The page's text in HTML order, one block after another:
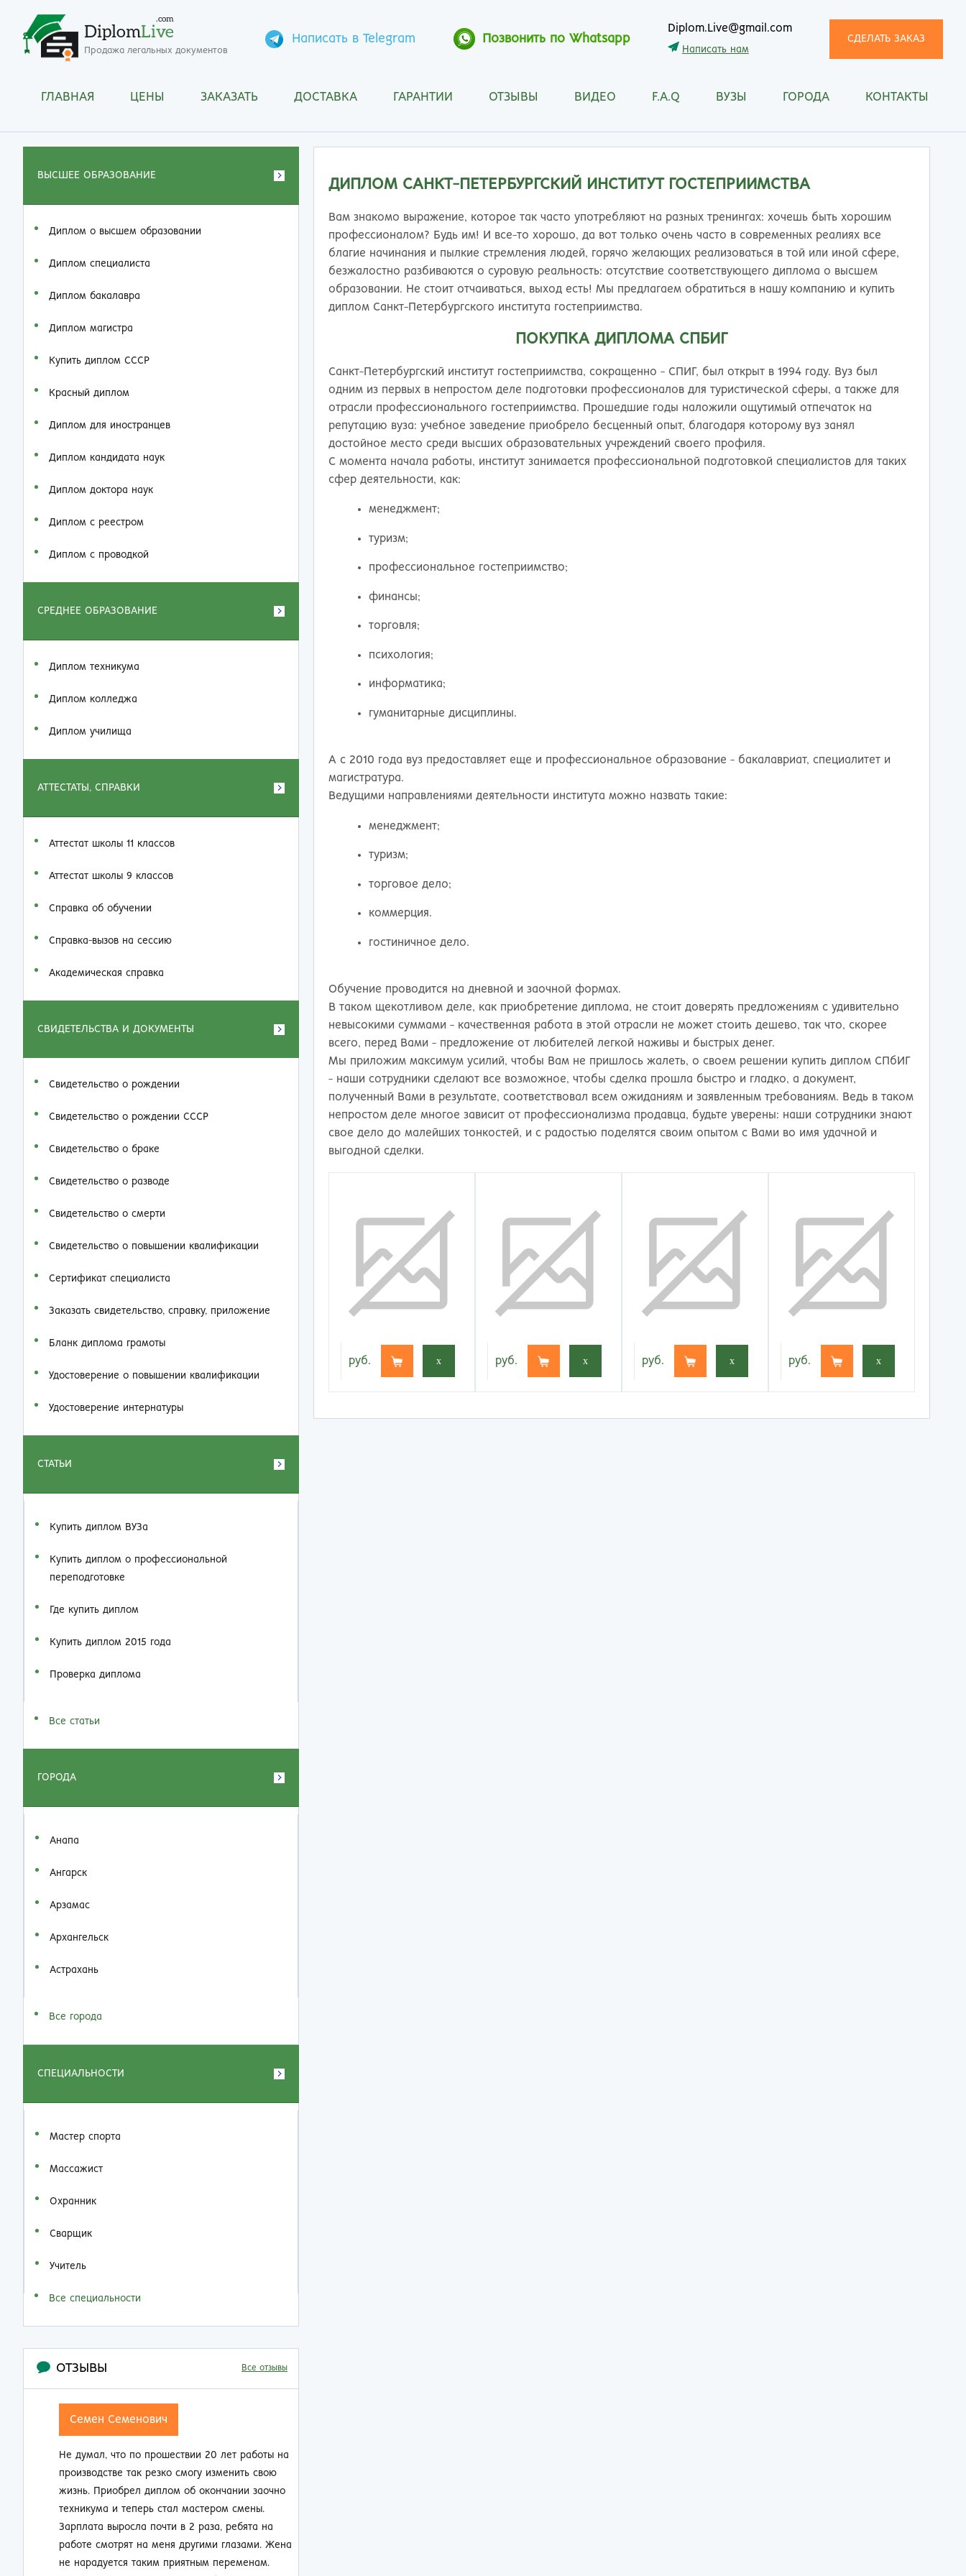
DiplomLive
.com
Продажа легальных документов
Написать в Telegram Позвонить по Whatsapp
Diplom.Live@gmail.com
Написать нам
СДЕЛАТЬ ЗАКАЗ
ГЛАВНАЯ ЦЕНЫ ЗАКАЗАТЬ ДОСТАВКА ГАРАНТИИ ОТЗЫВЫ ВИДЕО F.A.Q ВУЗЫ ГОРОДА
Архангельск
Барнаул
Белгород
Бийск
Благовещенск
Братск
Брянск
Владивосток
Владимир
Волгоград
Волжский
Вологда
Воронеж
Грозный
Казань
Курган
Липецк
Магнитогорск
Махачкала
Москва
Мурманск
Мытищи
Нальчик
Нижневартовск
Нижний Новгород
Нижний Тагил
Новокузнец
Новороссийск
Новосибирск
Саранск
Смоленск
Сочи
Ставрополь
Стерлитамак
Сургут
Тольятти
Томск
Тула
Тюмень
Ульяновск
КОНТАКТЫ
ВЫСШЕЕ ОБРАЗОВАНИЕ
Диплом о высшем образовании
Диплом специалиста
Диплом бакалавра
Диплом магистра
Купить диплом СССР
Красный диплом
Диплом для иностранцев
Диплом кандидата наук
Диплом доктора наук
Диплом с реестром
Диплом с проводкой
СРЕДНЕЕ ОБРАЗОВАНИЕ
Диплом техникума
Диплом колледжа
Диплом училища
АТТЕСТАТЫ, СПРАВКИ
Аттестат школы 11 классов
Аттестат школы 9 классов
Справка об обучении
Справка-вызов на сессию
Академическая справка
СВИДЕТЕЛЬСТВА И ДОКУМЕНТЫ
Свидетельство о рождении
Свидетельство о рождении СССР
Свидетельство о браке
Свидетельство о разводе
Свидетельство о смерти
Свидетельство о повышении квалификации
Сертификат специалиста
Заказать cвидетельство, справку, приложение
Бланк диплома грамоты
Удостоверение о повышении квалификации
Удостоверение интернатуры
СТАТЬИ
Купить диплом ВУЗа
Купить диплом о профессиональной
переподготовке
Где купить диплом
Купить диплом 2015 года
Проверка диплома
Все статьи
ГОРОДА
Анапа
Ангарск
Арзамас
Архангельск
Астрахань
Все города
СПЕЦИАЛЬНОСТИ
Мастер спорта
Массажист
Охранник
Сварщик
Учитель
Все специальности
ОТЗЫВЫ Все отзывы
Семен Семенович
Не думал, что по прошествии 20 лет работы на
производстве так резко смогу изменить свою
жизнь. Приобрел диплом об окончании заочно
техникума и теперь стал мастером смены.
Зарплата выросла почти в 2 раза, ребята на
работе смотрят на меня другими глазами. Жена
не нарадуется таким приятным переменам.
ДИПЛОМ САНКТ-ПЕТЕРБУРГСКИЙ ИНСТИТУТ ГОСТЕПРИИМСТВА
Вам знакомо выражение, которое так часто употребляют на разных тренингах: хочешь быть хорошим
профессионалом? Будь им! И все-то хорошо, да вот только очень часто в современных реалиях все
благие начинания и пылкие стремления людей, горячо желающих реализоваться в той или иной сфере,
безжалостно разбиваются о суровую реальность: отсутствие соответствующего диплома о высшем
образовании. Не стоит отчаиваться, выход есть! Мы предлагаем обратиться в нашу компанию и купить
диплом Санкт-Петербургского института гостеприимства.
ПОКУПКА ДИПЛОМА СПБИГ
Санкт-Петербургский институт гостеприимства, сокращенно - СПИГ, был открыт в 1994 году. Вуз был
одним из первых в непростом деле подготовки профессионалов для туристической сферы, а также для
отрасли профессионального гостеприимства. Прошедшие годы наложили ощутимый отпечаток на
репутацию вуза: учебное заведение приобрело бесценный опыт, благодаря которому вуз занял
достойное место среди высших образовательных учреждений своего профиля.
С момента начала работы, институт занимается профессиональной подготовкой специалистов для таких
сфер деятельности, как:
менеджмент;
туризм;
профессиональное гостеприимство;
финансы;
торговля;
психология;
информатика;
гуманитарные дисциплины.
А с 2010 года вуз предоставляет еще и профессиональное образование - бакалавриат, специалитет и
магистратура.
Ведущими направлениями деятельности института можно назвать такие:
менеджмент;
туризм;
торговое дело;
коммерция.
гостиничное дело.
Обучение проводится на дневной и заочной формах.
В таком щекотливом деле, как приобретение диплома, не стоит доверять предложениям с удивительно
невысокими суммами - качественная работа в этой отрасли не может стоить дешево, так что, скорее
всего, перед Вами - предложение от любителей легкой наживы и быстрых денег.
Мы приложим максимум усилий, чтобы Вам не пришлось жалеть, о своем решении купить диплом СПбИГ
- наши сотрудники сделают все возможное, чтобы сделка прошла быстро и гладко, а документ,
полученный Вами в результате, соответствовал всем ожиданиям и заявленным требованиям. Ведь в таком
непростом деле многое зависит от профессионализма продавца, будьте уверены: наши сотрудники знают
свое дело до малейших тонкостей, и с радостью поделятся своим опытом с Вами во имя удачной и
выгодной сделки.
руб. x руб. x руб. x руб. x